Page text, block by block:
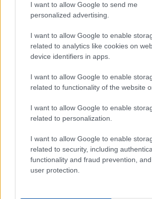
I want to allow Google to send me
personalized advertising.
I want to allow Google to enable
related to analytics like cookies on
device identifiers in apps.
I want to allow Google to enable
related to functionality of the website
I want to allow Google to enable
related to personalization.
I want to allow Google to enable
related to security, including
functionality and fraud prevention,
user protection.
sovraštva, nasilja ali nestrpnosti. Komentarji
rasističnimi, diskriminatornimi ali
Failed to fetch
Ključne besede: agencija za varnost
avp
droge